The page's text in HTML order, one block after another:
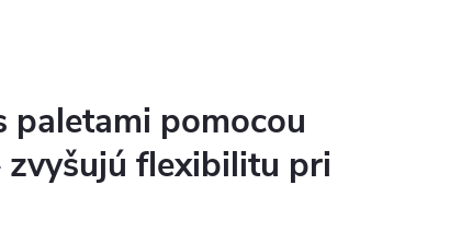
paletami pomocou
flexibilitu pri